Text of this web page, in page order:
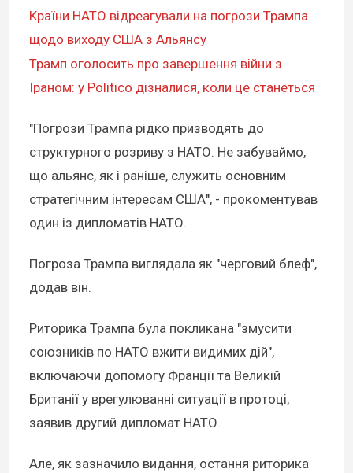
Країни НАТО відреагували на погрози Трампа
щодо виходу США з Альянсу
Трамп оголосить про завершення війни з
Іраном: у Politico дізналися, коли це станеться
"Погрози Трампа рідко призводять до
структурного розриву з НАТО. Не забуваймо,
що альянс, як і раніше, служить основним
стратегічним інтересам США", - прокоментував
один із дипломатів НАТО.
Погроза Трампа виглядала як "черговий блеф",
додав він.
Риторика Трампа була покликана "змусити
союзників по НАТО вжити видимих дій",
включаючи допомогу Франції та Великій
Британії у врегулюванні ситуації в протоці,
заявив другий дипломат НАТО.
Але, як зазначило видання, остання риторика